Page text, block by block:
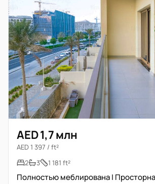
AED 1,7 млн
AED 1 397 / ft²
2
3 1 181 ft²